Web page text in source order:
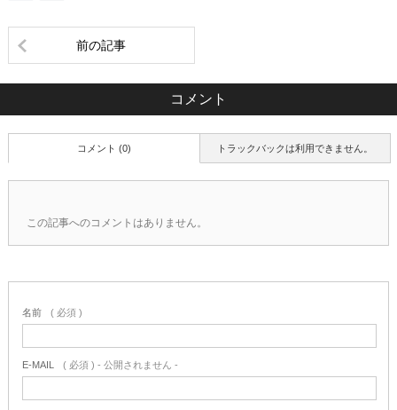
前の記事
コメント
トラックバックは利用できません。
コメント (0)
この記事へのコメントはありません。
名前 ( 必須 )
E-MAIL ( 必須 ) - 公開されません -